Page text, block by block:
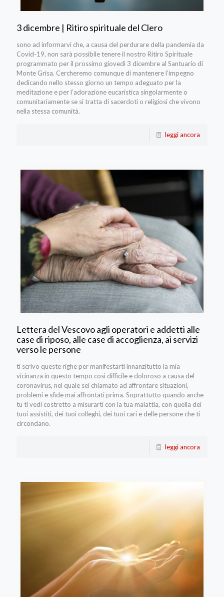
3 dicembre | Ritiro spirituale del Clero
sono ad informarvi che, a causa del perdurare della pandemia da
Covid-19, non sarà possibile tenere il nostro Ritiro Spirituale
programmato per il prossimo giovedì 3 dicembre al Santuario di
Monte Grisa. Cercheremo comunque di mantenere l’impegno
dedicando nello stesso giorno un tempo adeguato per la
meditazione e per l’adorazione eucaristica singolarmente o
comunitariamente se si tratta di sacerdoti o religiosi che vivono
nella stessa comunità.
leggi ancora
Lettera del Vescovo agli operatori e addetti alle
case di riposo, alle case di accoglienza, ai servizi
verso le persone
ti scrivo queste righe per manifestarti innanzitutto la mia
vicinanza in questo tempo così difficile e doloroso a causa del
coronavirus, nel quale sei chiamato ad affrontare situazioni,
problemi e sfide mai affrontati prima. Soprattutto quando anche
tu ti vedi costretto a misurarti con la tua malattia, con quella dei
tuoi assistiti, dei tuoi colleghi, dei tuoi cari e delle persone che ti
circondano.
leggi ancora